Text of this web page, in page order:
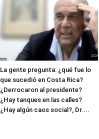
La gente pregunta: ¿qué fue lo
que sucedió en Costa Rica?
¿Derrocaron al presidente?
¿Hay tanques en las calles?
¿Hay algún caos social?, Dr....